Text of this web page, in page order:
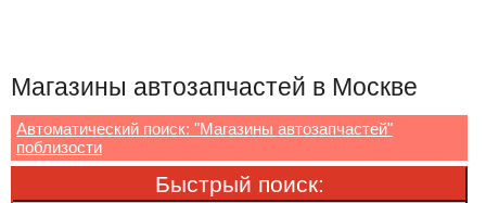
Магазины автозапчастей в Москве
Автоматический поиск: "Магазины автозапчастей"
поблизости
Быстрый поиск: